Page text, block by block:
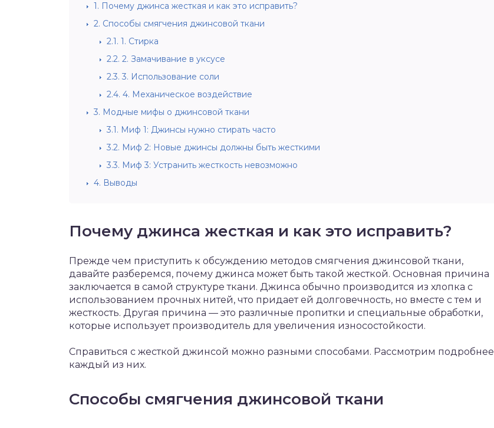
1. Почему джинса жесткая и как это исправить?
2. Способы смягчения джинсовой ткани
2.1. 1. Стирка
2.2. 2. Замачивание в уксусе
2.3. 3. Использование соли
2.4. 4. Механическое воздействие
3. Модные мифы о джинсовой ткани
3.1. Миф 1: Джинсы нужно стирать часто
3.2. Миф 2: Новые джинсы должны быть жесткими
3.3. Миф 3: Устранить жесткость невозможно
4. Выводы
Почему джинса жесткая и как это исправить?
Прежде чем приступить к обсуждению методов смягчения джинсовой ткани,
давайте разберемся, почему джинса может быть такой жесткой. Основная причина
заключается в самой структуре ткани. Джинса обычно производится из хлопка с
использованием прочных нитей, что придает ей долговечность, но вместе с тем и
жесткость. Другая причина — это различные пропитки и специальные обработки,
которые использует производитель для увеличения износостойкости.
Справиться с жесткой джинсой можно разными способами. Рассмотрим подробнее
каждый из них.
Способы смягчения джинсовой ткани